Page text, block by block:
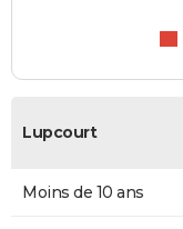
Lupcourt
Moins de 10 ans